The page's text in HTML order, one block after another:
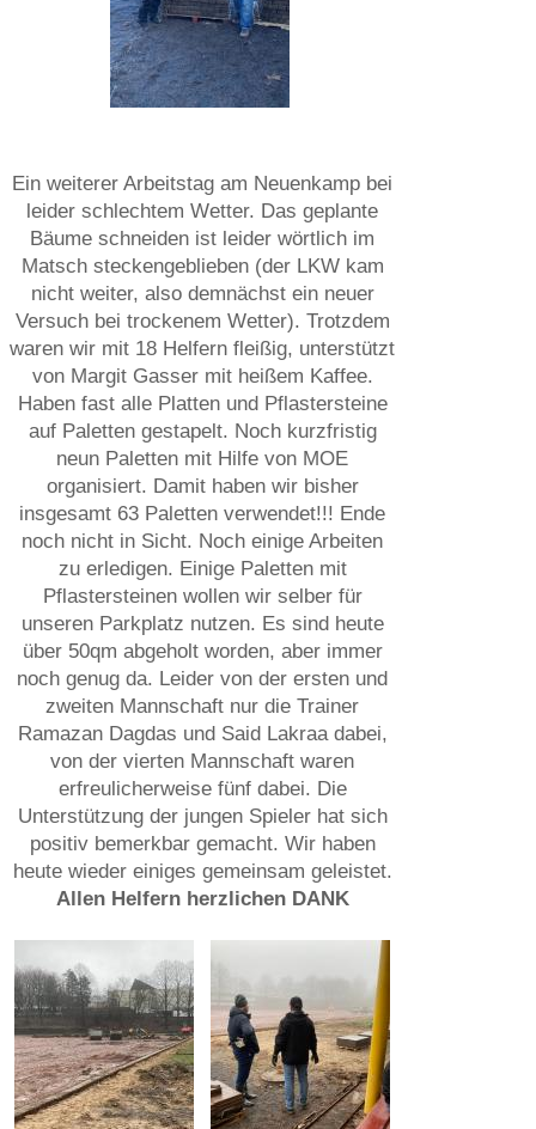
Ein weiterer Arbeitstag am Neuenkamp bei
leider schlechtem Wetter. Das geplante
Bäume schneiden ist leider wörtlich im
Matsch steckengeblieben (der LKW kam
nicht weiter, also demnächst ein neuer
Versuch bei trockenem Wetter). Trotzdem
waren wir mit 18 Helfern fleißig, unterstützt
von Margit Gasser mit heißem Kaffee.
Haben fast alle Platten und Pflastersteine
auf Paletten gestapelt. Noch kurzfristig
neun Paletten mit Hilfe von MOE
organisiert. Damit haben wir bisher
insgesamt 63 Paletten verwendet!!! Ende
noch nicht in Sicht. Noch einige Arbeiten
zu erledigen. Einige Paletten mit
Pflastersteinen wollen wir selber für
unseren Parkplatz nutzen. Es sind heute
über 50qm abgeholt worden, aber immer
noch genug da. Leider von der ersten und
zweiten Mannschaft nur die Trainer
Ramazan Dagdas und Said Lakraa dabei,
von der vierten Mannschaft waren
erfreulicherweise fünf dabei. Die
Unterstützung der jungen Spieler hat sich
positiv bemerkbar gemacht. Wir haben
heute wieder einiges gemeinsam geleistet.
Allen Helfern herzlichen DANK